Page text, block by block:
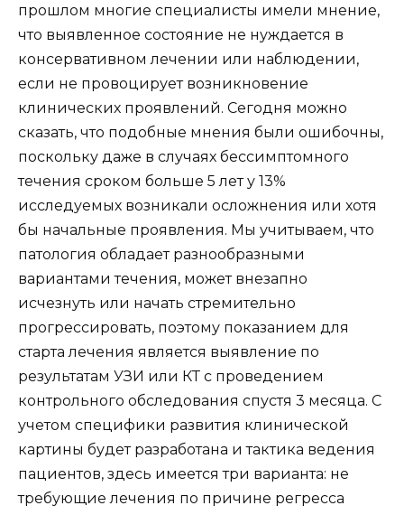
прошлом многие специалисты имели мнение,
что выявленное состояние не нуждается в
консервативном лечении или наблюдении,
если не провоцирует возникновение
клинических проявлений. Сегодня можно
сказать, что подобные мнения были ошибочны,
поскольку даже в случаях бессимптомного
течения сроком больше 5 лет у 13%
исследуемых возникали осложнения или хотя
бы начальные проявления. Мы учитываем, что
патология обладает разнообразными
вариантами течения, может внезапно
исчезнуть или начать стремительно
прогрессировать, поэтому показанием для
старта лечения является выявление по
результатам УЗИ или КТ с проведением
контрольного обследования спустя 3 месяца. С
учетом специфики развития клинической
картины будет разработана и тактика ведения
пациентов, здесь имеется три варианта: не
требующие лечения по причине регресса